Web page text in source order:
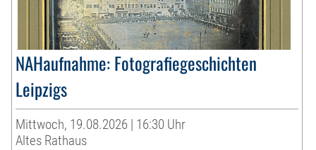
NAHaufnahme: Fotografiegeschichten
Leipzigs
Mittwoch, 19.08.2026 | 16:30 Uhr
Altes Rathaus